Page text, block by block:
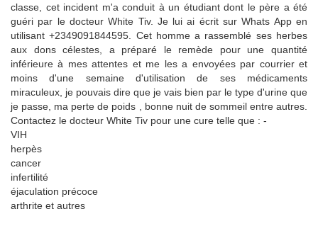
classe, cet incident m'a conduit à un étudiant dont le père a été
guéri par le docteur White Tiv. Je lui ai écrit sur Whats App en
utilisant +2349091844595. Cet homme a rassemblé ses herbes
aux dons célestes, a préparé le remède pour une quantité
inférieure à mes attentes et me les a envoyées par courrier et
moins d'une semaine d'utilisation de ses médicaments
miraculeux, je pouvais dire que je vais bien par le type d'urine que
je passe, ma perte de poids , bonne nuit de sommeil entre autres.
Contactez le docteur White Tiv pour une cure telle que : -
VIH
herpès
cancer
infertilité
éjaculation précoce
arthrite et autres